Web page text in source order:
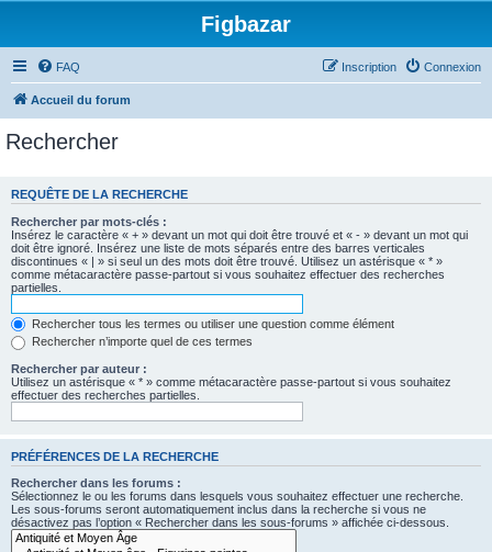
Figbazar
FAQ Connexion
Inscription
Accueil du forum
Rechercher
REQUÊTE DE LA RECHERCHE
Rechercher par mots-clés :
Insérez le caractère « + » devant un mot qui doit être trouvé et « - » devant un mot qui
doit être ignoré. Insérez une liste de mots séparés entre des barres verticales
discontinues « | » si seul un des mots doit être trouvé. Utilisez un astérisque « * »
comme métacaractère passe-partout si vous souhaitez effectuer des recherches
partielles.
Rechercher tous les termes ou utiliser une question comme élément
Rechercher n’importe quel de ces termes
Rechercher par auteur :
Utilisez un astérisque « * » comme métacaractère passe-partout si vous souhaitez
effectuer des recherches partielles.
PRÉFÉRENCES DE LA RECHERCHE
Rechercher dans les forums :
Sélectionnez le ou les forums dans lesquels vous souhaitez effectuer une recherche.
Les sous-forums seront automatiquement inclus dans la recherche si vous ne
désactivez pas l’option « Rechercher dans les sous-forums » affichée ci-dessous.